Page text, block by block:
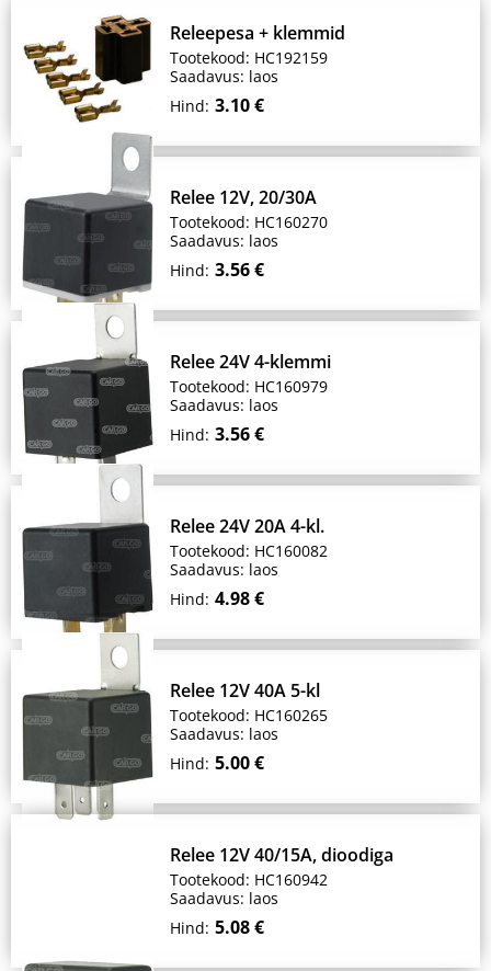
Releepesa + klemmid
Tootekood: HC192159
Saadavus: laos
Hind: 3.10 €
Relee 12V, 20/30A
Tootekood: HC160270
Saadavus: laos
Hind: 3.56 €
Relee 24V 4-klemmi
Tootekood: HC160979
Saadavus: laos
Hind: 3.56 €
Relee 24V 20A 4-kl.
Tootekood: HC160082
Saadavus: laos
Hind: 4.98 €
Relee 12V 40A 5-kl
Tootekood: HC160265
Saadavus: laos
Hind: 5.00 €
Relee 12V 40/15A, dioodiga
Tootekood: HC160942
Saadavus: laos
Hind: 5.08 €